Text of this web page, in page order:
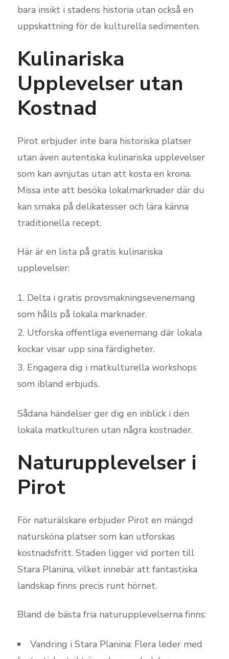
bara insikt i stadens historia utan också en
uppskattning för de kulturella sedimenten.
Kulinariska
Upplevelser utan
Kostnad
Pirot erbjuder inte bara historiska platser
utan även autentiska kulinariska upplevelser
som kan avnjutas utan att kosta en krona.
Missa inte att besöka lokalmarknader där du
kan smaka på delikatesser och lära känna
traditionella recept.
Här är en lista på gratis kulinariska
upplevelser:
Delta i gratis provsmakningsevenemang
som hålls på lokala marknader.
Utforska offentliga evenemang där lokala
kockar visar upp sina färdigheter.
Engagera dig i matkulturella workshops
som ibland erbjuds.
Sådana händelser ger dig en inblick i den
lokala matkulturen utan några kostnader.
Naturupplevelser i
Pirot
För naturälskare erbjuder Pirot en mängd
natursköna platser som kan utforskas
kostnadsfritt. Staden ligger vid porten till
Stara Planina, vilket innebär att fantastiska
landskap finns precis runt hörnet.
Bland de bästa fria naturupplevelserna finns:
Vandring i Stara Planina: Flera leder med